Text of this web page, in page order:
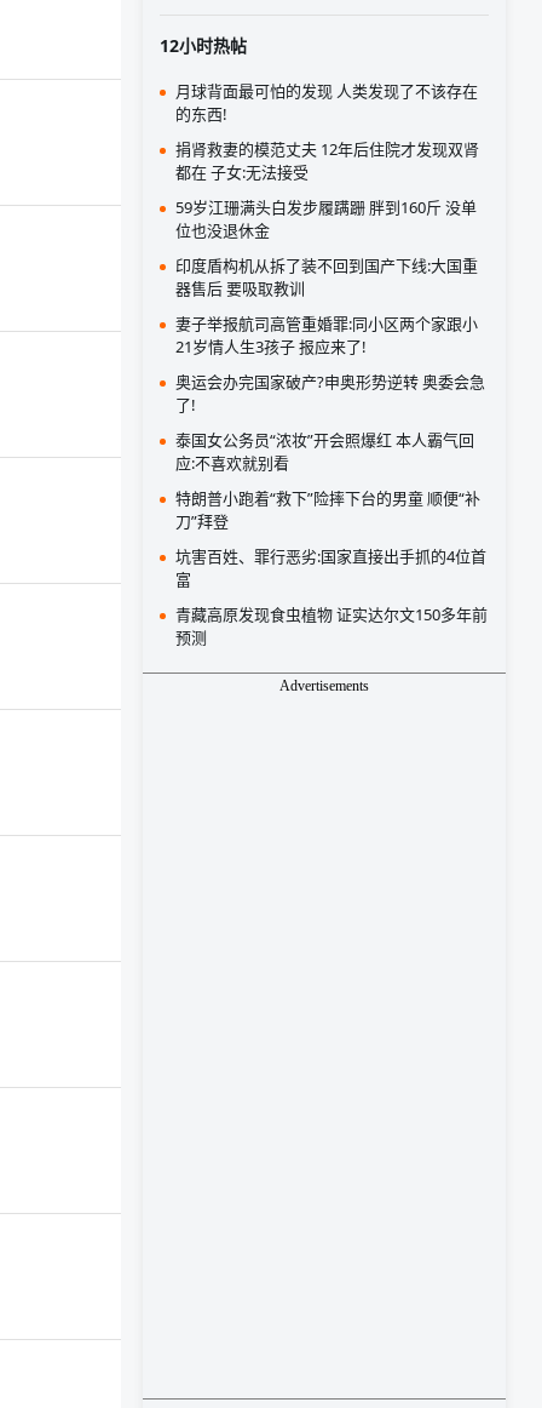
12小时热帖
月球背面最可怕的发现 人类发现了不该存在
的东西!
捐肾救妻的模范丈夫 12年后住院才发现双肾
都在 子女:无法接受
59岁江珊满头白发步履蹒跚 胖到160斤 没单
位也没退休金
印度盾构机从拆了装不回到国产下线:大国重
器售后 要吸取教训
妻子举报航司高管重婚罪:同小区两个家跟小
21岁情人生3孩子 报应来了!
奥运会办完国家破产?申奥形势逆转 奥委会急
了!
泰国女公务员“浓妆”开会照爆红 本人霸气回
应:不喜欢就别看
特朗普小跑着“救下”险摔下台的男童 顺便“补
刀”拜登
坑害百姓、罪行恶劣:国家直接出手抓的4位首
富
青藏高原发现食虫植物 证实达尔文150多年前
预测
Advertisements